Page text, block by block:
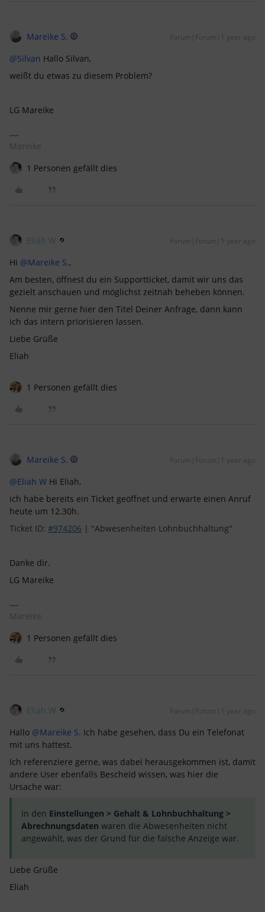
Mareike S. Forum|Forum|1 year ago
@Silvan Hallo Silvan,
weißt du etwas zu diesem Problem?
LG Mareike
Mareike
1 Personen gefällt dies
Eliah W Forum|Forum|1 year ago
Hi ​ @Mareike S.,
Am besten, öffnest du ein Supportticket, damit wir uns das
gezielt anschauen und möglichst zeitnah beheben können.
Nenne mir gerne hier den Titel Deiner Anfrage, dann kann
ich das intern priorisieren lassen.
Liebe Grüße
Eliah
1 Personen gefällt dies
Mareike S. Forum|Forum|1 year ago
@Eliah W Hi Eliah,
ich habe bereits ein Ticket geöffnet und erwarte einen Anruf
heute um 12.30h.
Ticket ID: #974206 | "Abwesenheiten Lohnbuchhaltung"
Danke dir.
LG Mareike
Mareike
1 Personen gefällt dies
Eliah W Forum|Forum|1 year ago
Hallo ​ @Mareike S. Ich habe gesehen, dass Du ein Telefonat
mit uns hattest.
Ich referenziere gerne, was dabei herausgekommen ist, damit
andere User ebenfalls Bescheid wissen, was hier die
Ursache war:
In den Einstellungen > Gehalt & Lohnbuchhaltung >
Abrechnungsdaten waren die Abwesenheiten nicht
angewählt, was der Grund für die falsche Anzeige war.
Liebe Grüße
Eliah